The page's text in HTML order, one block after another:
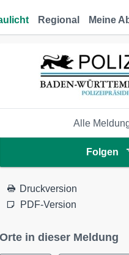
Regional Meine
Alle
Folgen
Druckversion
PDF-Version
Orte in dieser Meldung